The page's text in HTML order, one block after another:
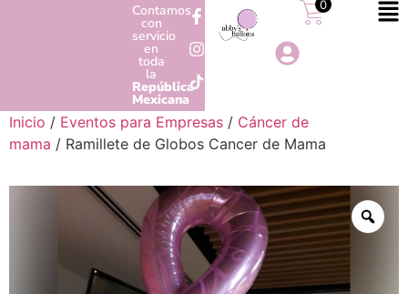
Contamos
con
servicio
en
toda
la
República
Mexicana
0
Inicio / Eventos para Empresas / Cáncer de
mama / Ramillete de Globos Cancer de Mama